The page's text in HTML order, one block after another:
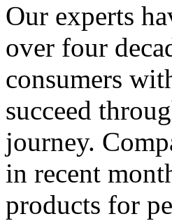
Our experts
over four
consumers
succeed
journey.
in recent
products for